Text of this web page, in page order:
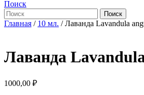
Закрыть
Регистрация
Поиск
Найти:
Главная / 10 мл. / Лаванда Lavandula
Лаванда
1000,00 ₽